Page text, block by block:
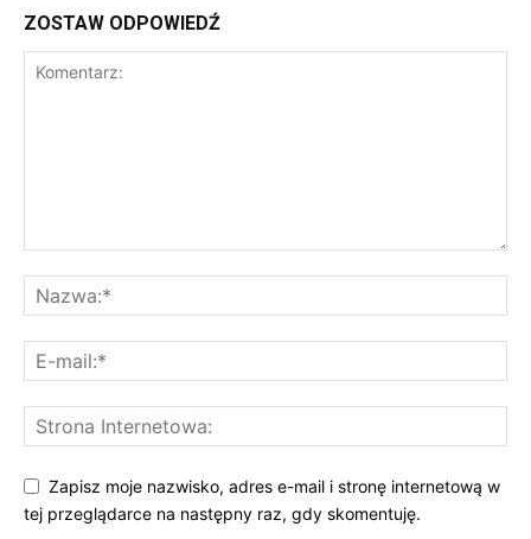
ZOSTAW ODPOWIEDŹ
Zapisz moje nazwisko, adres e-mail i stronę internetową w
tej przeglądarce na następny raz, gdy skomentuję.